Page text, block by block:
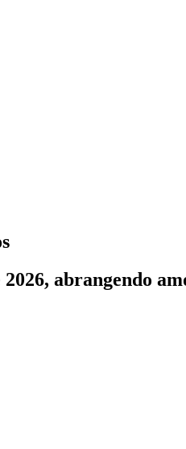
abrangendo